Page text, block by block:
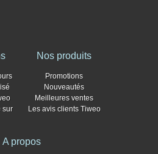
sur
Nos produits
Promotions
Nouveautés
Meilleures ventes
Les avis clients Tiweo
A propos